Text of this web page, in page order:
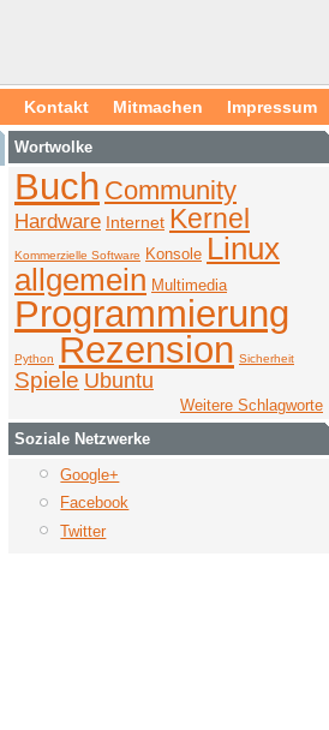
Kontakt Mitmachen Impressum
Wortwolke
Buch Community
Hardware Internet Kernel
Kommerzielle Software Konsole Linux
allgemein Multimedia
Programmierung
Python Rezension Sicherheit
Spiele Ubuntu
Weitere Schlagworte
Soziale Netzwerke
Google+
Facebook
Twitter